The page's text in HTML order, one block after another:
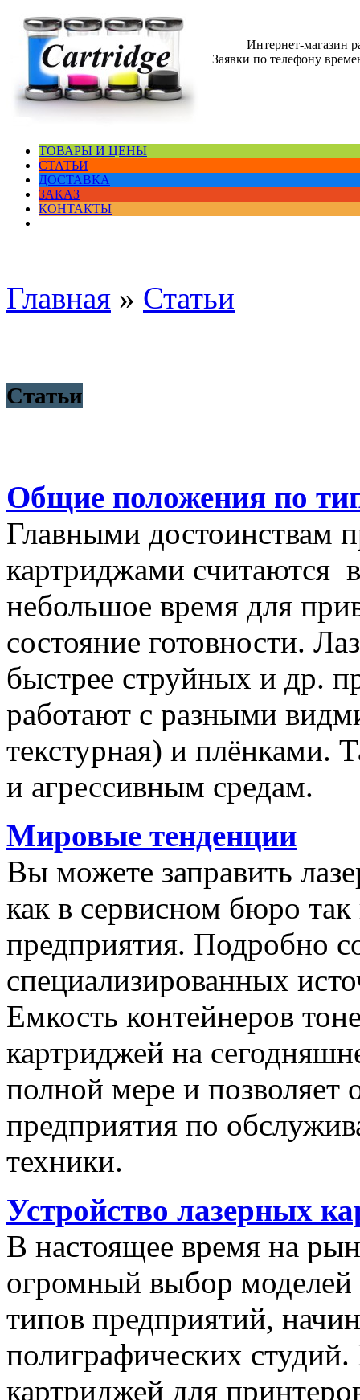
Интернет-магазин
Заявки по телефону
ТОВАРЫ И ЦЕНЫ
СТАТЬИ
ДОСТАВКА
ЗАКАЗ
КОНТАКТЫ
Главная » Статьи
Статьи
Общие положения по
Главными достоинствам
картриджами считаются
небольшое время для
состояние готовности.
быстрее струйных и др.
работают с разными
текстурная) и плёнками.
и агрессивным средам.
Мировые тенденции
Вы можете заправить
как в сервисном бюро
предприятия. Подробно
специализированных
Емкость контейнеров
картриджей на
полной мере и позволяет
предприятия по
техники.
Устройство лазерных
В настоящее время на
огромный выбор моделей
типов предприятий,
полиграфических
картриджей для